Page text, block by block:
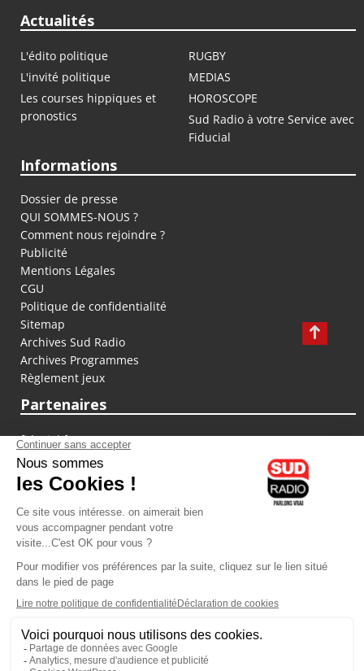
Actualités
L'édito politique
RUGBY
L'invité politique
MEDIAS
Les courses hippiques et
pronostics
HOROSCOPE
Sud Radio à votre Service avec
Fiducial
Informations
Dossier de presse
QUI SOMMES-NOUS ?
Comment nous rejoindre ?
Publicité
Mentions Légales
CGU
Politique de confidentialité
Sitemap
Archives Sud Radio
Archives Programmes
Règlement jeux
Partenaires
fiducial.fr
lyoncapitale.fr
olympique-et-lyonnais.com
L'application Iphone / Android
Téléchargez l'application
Les cookies
Gestion des cookies